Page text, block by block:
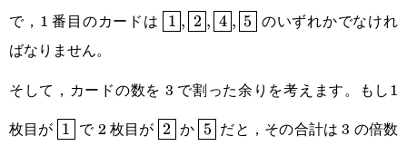
で，1 番目のカードは 1 , 2 , 4 , 5 のいずれかでなけれ
ばなりません。
そして，カードの数を 3 で割った余りを考えます。もし1
枚目が \boxed{1}
1 で 2 枚目が \boxed{2}
2 か \boxed{5}
5 だと，その合計は 3 の倍数